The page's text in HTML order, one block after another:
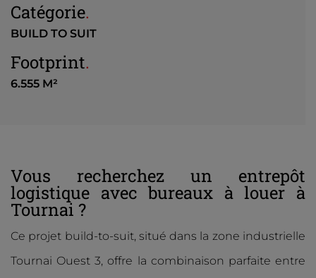
Catégorie.
BUILD TO SUIT
Footprint.
6.555 M²
Vous recherchez un entrepôt
logistique avec bureaux à louer à
Tournai ?
Ce projet build-to-suit, situé dans la zone industrielle
Tournai Ouest 3, offre la combinaison parfaite entre